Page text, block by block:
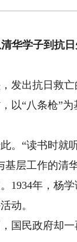
华学子到抗
出抗日救亡
以“八条枪”为
“读书时就
层工作的清
年，杨学
动。
民政府却一